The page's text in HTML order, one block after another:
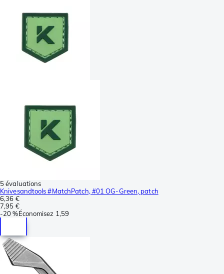
5 évaluations
Knivesandtools #MatchPatch, #01 OG-Green, patch
6,36 €
7,95 €
-20 %Économisez 1,59